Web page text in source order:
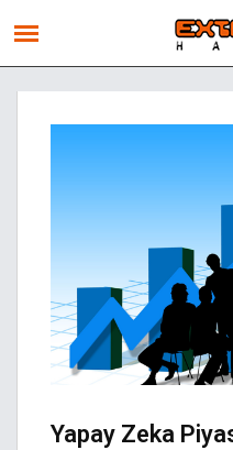
Yapay Zeka